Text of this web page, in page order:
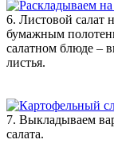
6. Листовой салат
бумажным
салатном блюде –
листья.
7. Выкладываем
салата.